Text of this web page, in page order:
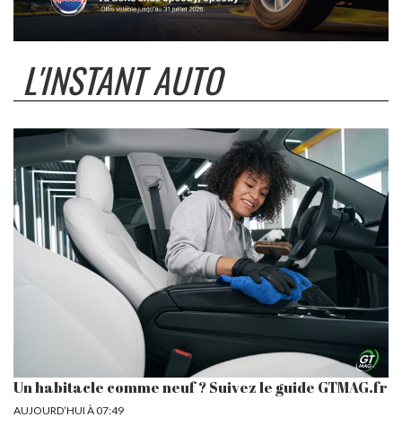
L'INSTANT AUTO
Un habitacle comme neuf ? Suivez le guide GTMAG.fr
AUJOURD’HUI À 07:49